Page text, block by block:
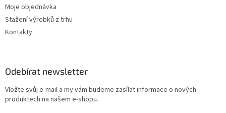
Moje objednávka
Stažení výrobků z trhu
Kontakty
Odebírat newsletter
Vložte svůj e-mail a my vám budeme zasílat informace o nových
produktech na našem e-shopu.